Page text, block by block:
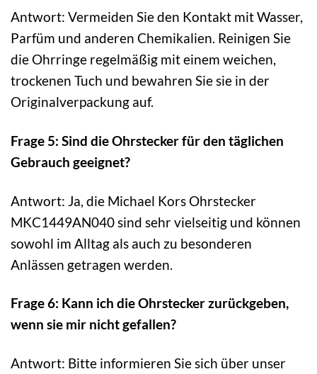
Antwort: Vermeiden Sie den Kontakt mit Wasser,
Parfüm und anderen Chemikalien. Reinigen Sie
die Ohrringe regelmäßig mit einem weichen,
trockenen Tuch und bewahren Sie sie in der
Originalverpackung auf.
Frage 5: Sind die Ohrstecker für den täglichen
Gebrauch geeignet?
Antwort: Ja, die Michael Kors Ohrstecker
MKC1449AN040 sind sehr vielseitig und können
sowohl im Alltag als auch zu besonderen
Anlässen getragen werden.
Frage 6: Kann ich die Ohrstecker zurückgeben,
wenn sie mir nicht gefallen?
Antwort: Bitte informieren Sie sich über unser